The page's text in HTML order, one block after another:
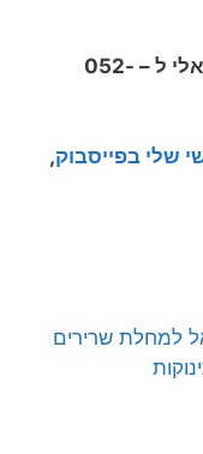
לשאלות, ייעוץ וקביעת תור התקשרו אלי ל – 052-
שלי בפייסבוק,
למחלת שרירים